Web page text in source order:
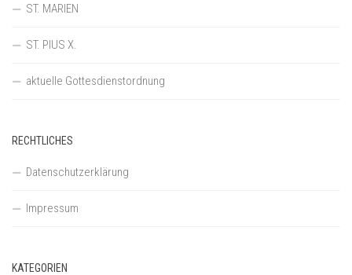
ST. MARIEN
ST. PIUS X.
aktuelle Gottesdienstordnung
RECHTLICHES
Datenschutzerklärung
Impressum
KATEGORIEN